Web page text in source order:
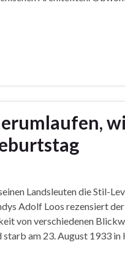
Landsleuten die Stil-
Adolf Loos rezensiert
von verschiedenen
am 23. August 1933